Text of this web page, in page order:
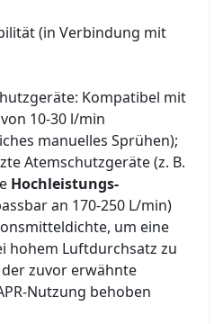
(in Verbindung mit
Kompatibel mit
10-30 l/min
manuelles Sprühen);
Atemschutzgeräte (z. B.
Hochleistungs-
an 170-250 L/min)
um eine
hohem Luftdurchsatz zu
zuvor erwähnte
Nutzung behoben